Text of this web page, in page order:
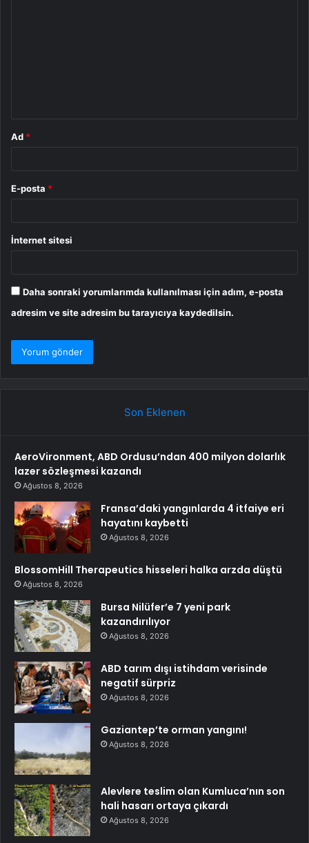
Ad *
E-posta *
İnternet sitesi
Daha sonraki yorumlarımda kullanılması için adım, e-posta
adresim ve site adresim bu tarayıcıya kaydedilsin.
Son Eklenen
AeroVironment, ABD Ordusu’ndan 400 milyon dolarlık
lazer sözleşmesi kazandı
Ağustos 8, 2026
Fransa’daki yangınlarda 4 itfaiye eri
hayatını kaybetti
Ağustos 8, 2026
BlossomHill Therapeutics hisseleri halka arzda düştü
Ağustos 8, 2026
Bursa Nilüfer’e 7 yeni park
kazandırılıyor
Ağustos 8, 2026
ABD tarım dışı istihdam verisinde
negatif sürpriz
Ağustos 8, 2026
Gaziantep’te orman yangını!
Ağustos 8, 2026
Alevlere teslim olan Kumluca’nın son
hali hasarı ortaya çıkardı
Ağustos 8, 2026